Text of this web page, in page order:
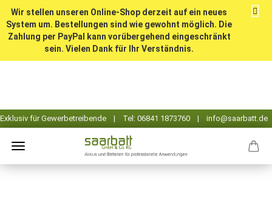
Wir stellen unseren Online-Shop derzeit auf ein neues
System um. Bestellungen sind wie gewohnt möglich. Die
Zahlung per PayPal kann vorübergehend eingeschränkt
sein. Vielen Dank für Ihr Verständnis.